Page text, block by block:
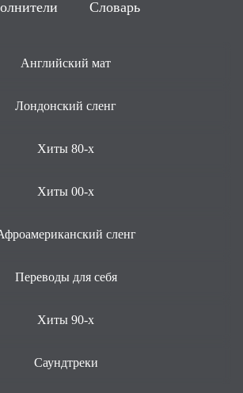
Словарь
Английский мат
Лондонский сленг
Хиты 80-х
Хиты 00-х
сленг
Переводы для себя
Хиты 90-х
Саундтреки